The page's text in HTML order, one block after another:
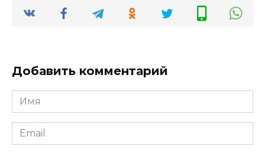
Добавить комментарий
Имя
*
Email
*